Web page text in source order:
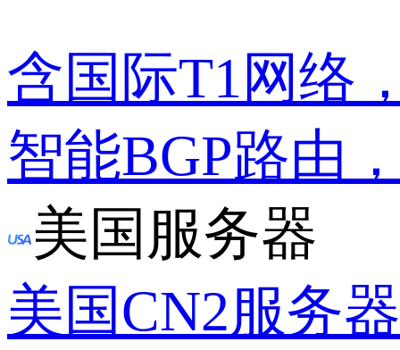
含国际T1网络
智能BGP路由
美国服务器
美国CN2服务器